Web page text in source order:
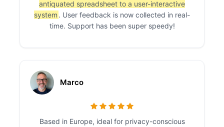
antiquated spreadsheet to a user-interactive
system . User feedback is now collected in real-
time. Support has been super speedy!
Marco
Based in Europe, ideal for privacy-conscious